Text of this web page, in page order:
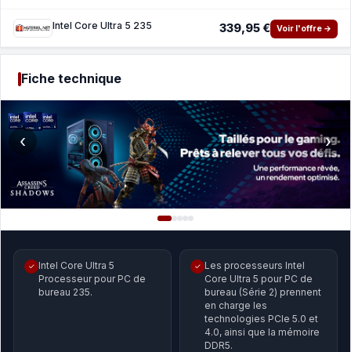
Intel Core Ultra 5 235 339,95 € Voir l'offre →
Fiche technique
‹ ›
✓ Intel Core Ultra 5
Processeur pour PC de
bureau 235.
✓ Les processeurs Intel
Core Ultra 5 pour PC de
bureau (Série 2) prennent
en charge les
technologies PCIe 5.0 et
4.0, ainsi que la mémoire
DDR5.